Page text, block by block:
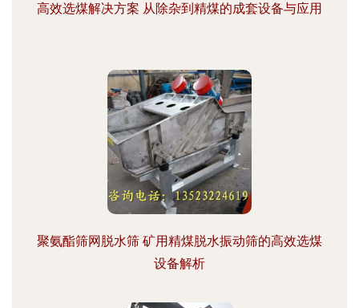
高效选煤解决方案 从除杂到精煤的成套设备与应用
聚氨酯筛网脱水筛 矿用精煤脱水振动筛的高效选煤
设备解析